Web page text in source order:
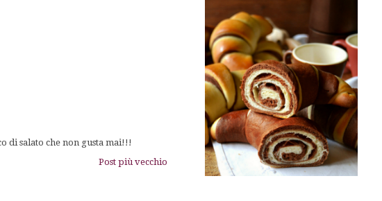
di salato che non gusta mai!!!
Post più vecchio